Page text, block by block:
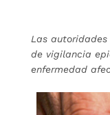
Las
de vigilancia
enfermedad